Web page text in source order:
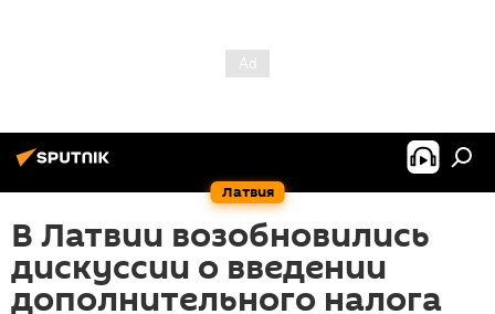
Латвия
В Латвии возобновились
дискуссии о введении
дополнительного налога